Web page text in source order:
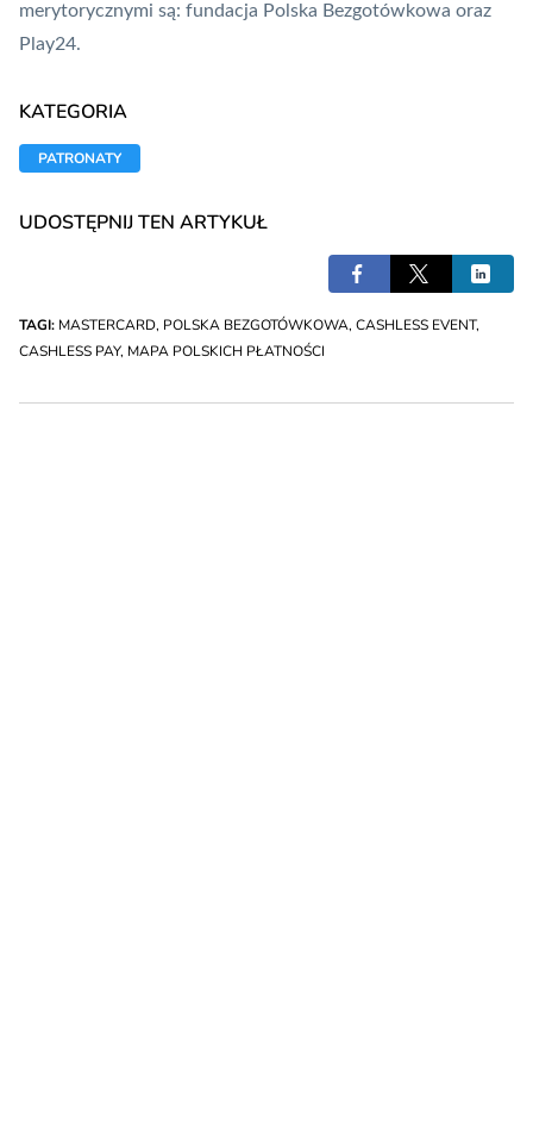
merytorycznymi są: fundacja Polska Bezgotówkowa oraz
Play24.
KATEGORIA
PATRONATY
UDOSTĘPNIJ TEN ARTYKUŁ
TAGI: MASTERCARD, POLSKA BEZGOTÓWKOWA, CASHLESS EVENT,
CASHLESS PAY, MAPA POLSKICH PŁATNOŚCI